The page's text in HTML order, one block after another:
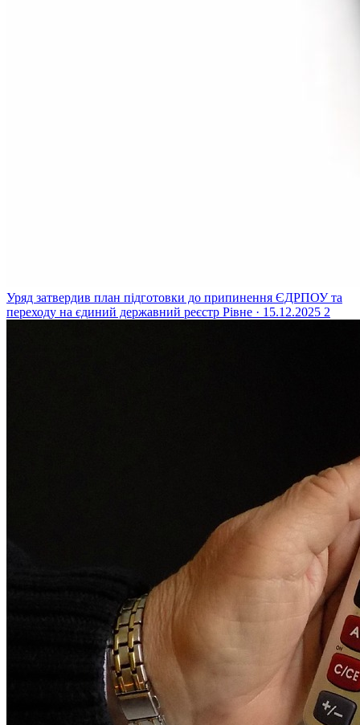
Уряд затвердив план підготовки до припинення ЄДРПОУ та
переходу на єдиний державний реєстр Рівне · 15.12.2025 2